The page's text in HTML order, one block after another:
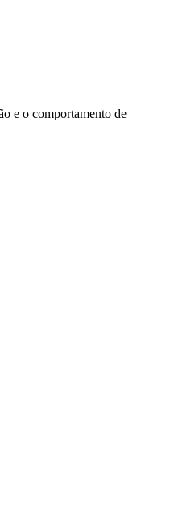
e o comportamento de